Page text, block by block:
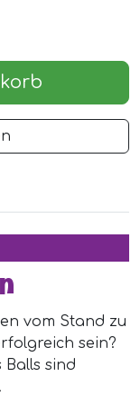
vom Stand zu
sein?
Balls sind